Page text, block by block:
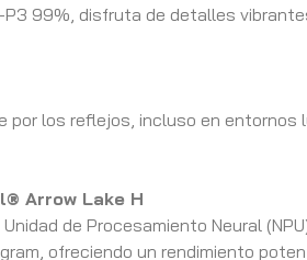
99%, disfruta de detalles
los reflejos, incluso en entornos
Arrow Lake H
de Procesamiento Neural
ofreciendo un rendimiento